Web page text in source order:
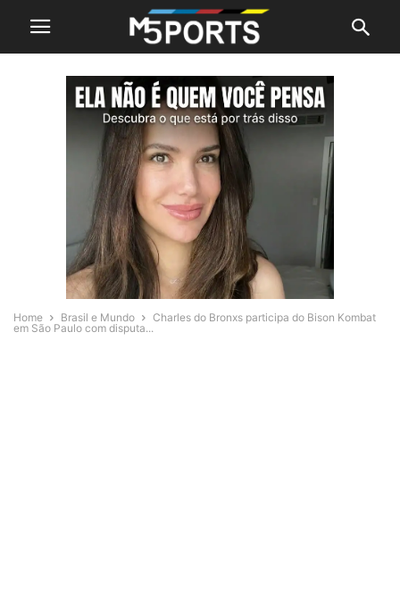
Home Brasil e Mundo
Charles do Bronxs participa do Bison Kombat
em São Paulo com disputa...